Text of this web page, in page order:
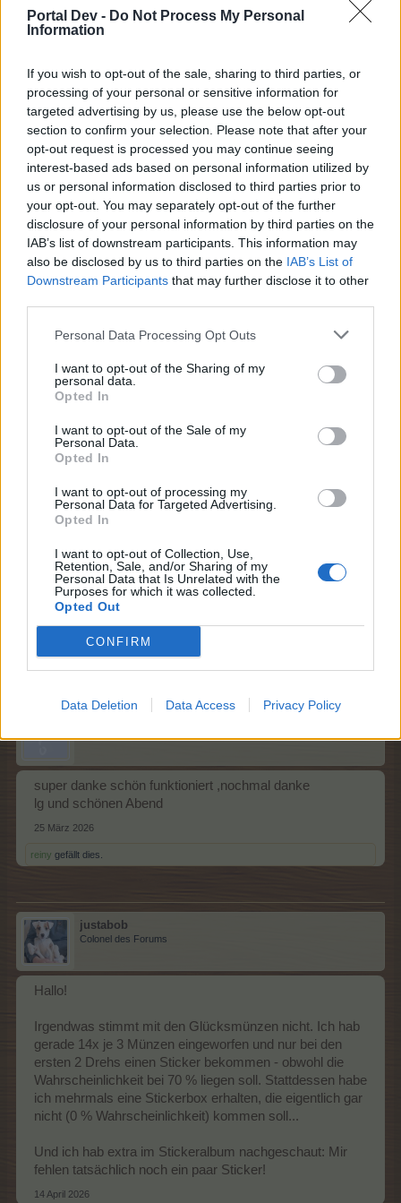
Portal Dev - Do Not Process My Personal
Information
If you wish to opt-out of the sale, sharing to third parties, or
processing of your personal or sensitive information for
targeted advertising by us, please use the below opt-out
section to confirm your selection. Please note that after your
opt-out request is processed you may continue seeing
interest-based ads based on personal information utilized by
us or personal information disclosed to third parties prior to
your opt-out. You may separately opt-out of the further
disclosure of your personal information by third parties on the
IAB’s list of downstream participants. This information may
also be disclosed by us to third parties on the IAB’s List of
Downstream Participants that may further disclose it to other
Personal Data Processing Opt Outs
I want to opt-out of the Sharing of my
personal data.
Opted In
I want to opt-out of the Sale of my
Personal Data.
Opted In
I want to opt-out of processing my
Personal Data for Targeted Advertising.
Opted In
I want to opt-out of Collection, Use,
Retention, Sale, and/or Sharing of my
Personal Data that Is Unrelated with the
Purposes for which it was collected.
Opted Out
CONFIRM
Data Deletion Data Access Privacy Policy
Zitat von marzec28:
Da solltest du dich evtl. mal melden, hier ist nicht der
richtige Thread
marzec28
Aktiver Autor
schade
S-Moderator
Team Farmerama DE
schade
der Support hat einmal geschaut und es sollte jetzt
funktionieren
25 März 2026
super danke schön funktioniert ,nochmal danke
lg und schönen Abend
25 März 2026
reiny gefällt dies.
justabob
Colonel des Forums
Hallo!
Irgendwas stimmt mit den Glücksmünzen nicht. Ich hab
gerade 14x je 3 Münzen eingeworfen und nur bei den
ersten 2 Drehs einen Sticker bekommen - obwohl die
Wahrscheinlichkeit bei 70 % liegen soll. Stattdessen habe
ich mehrmals eine Stickerbox erhalten, die eigentlich gar
nicht (0 % Wahrscheinlichkeit) kommen soll...
Und ich hab extra im Stickeralbum nachgeschaut: Mir
fehlen tatsächlich noch ein paar Sticker!
14 April 2026